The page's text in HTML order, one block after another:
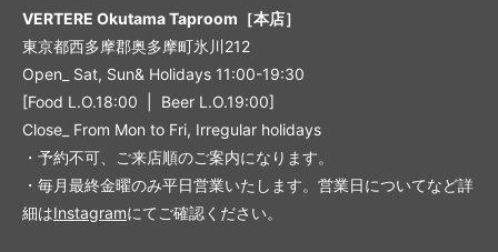
VERTERE Okutama Taproom［本店］
東京都西多摩郡奥多摩町氷川212
Open_ Sat, Sun& Holidays 11:00-19:30
[Food L.O.18:00 | Beer L.O.19:00]
Close_ From Mon to Fri, Irregular holidays
・予約不可、ご来店順のご案内になります。
・毎月最終金曜のみ平日営業いたします。営業日についてなど詳
細はInstagramにてご確認ください。